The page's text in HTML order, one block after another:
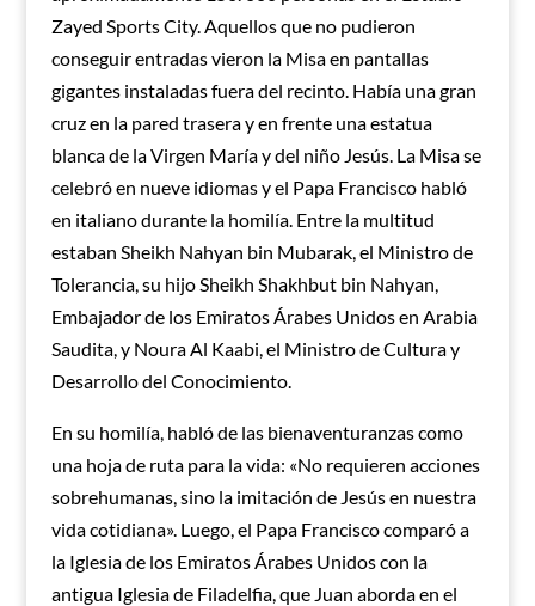
Zayed Sports City. Aquellos que no pudieron
conseguir entradas vieron la Misa en pantallas
gigantes instaladas fuera del recinto. Había una gran
cruz en la pared trasera y en frente una estatua
blanca de la Virgen María y del niño Jesús. La Misa se
celebró en nueve idiomas y el Papa Francisco habló
en italiano durante la homilía. Entre la multitud
estaban Sheikh Nahyan bin Mubarak, el Ministro de
Tolerancia, su hijo Sheikh Shakhbut bin Nahyan,
Embajador de los Emiratos Árabes Unidos en Arabia
Saudita, y Noura Al Kaabi, el Ministro de Cultura y
Desarrollo del Conocimiento.
En su homilía, habló de las bienaventuranzas como
una hoja de ruta para la vida: «No requieren acciones
sobrehumanas, sino la imitación de Jesús en nuestra
vida cotidiana». Luego, el Papa Francisco comparó a
la Iglesia de los Emiratos Árabes Unidos con la
antigua Iglesia de Filadelfia, que Juan aborda en el